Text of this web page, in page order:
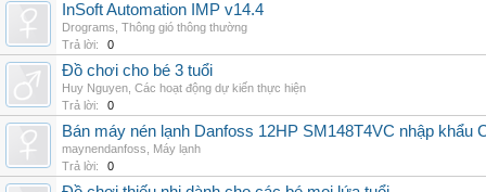
InSoft Automation IMP v14.4
Drograms Thông gió thông thường
Trả lời:
0
Đồ chơi cho bé 3 tuổi
Huy Nguyen Các hoạt động dự kiến thực hiện
Trả lời:
0
Bán máy nén lạnh Danfoss 12HP SM148T4VC nhập khẩu
maynendanfoss
Máy lạnh
Trả lời:
0